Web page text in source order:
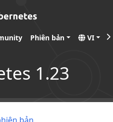
Phiên bản VI
1.23